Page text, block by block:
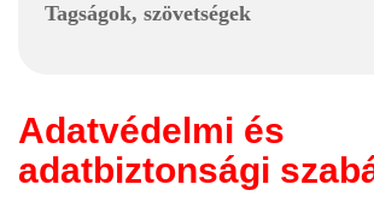
Tagságok, szövetségek
Adatvédelmi és
adatbiztonsági